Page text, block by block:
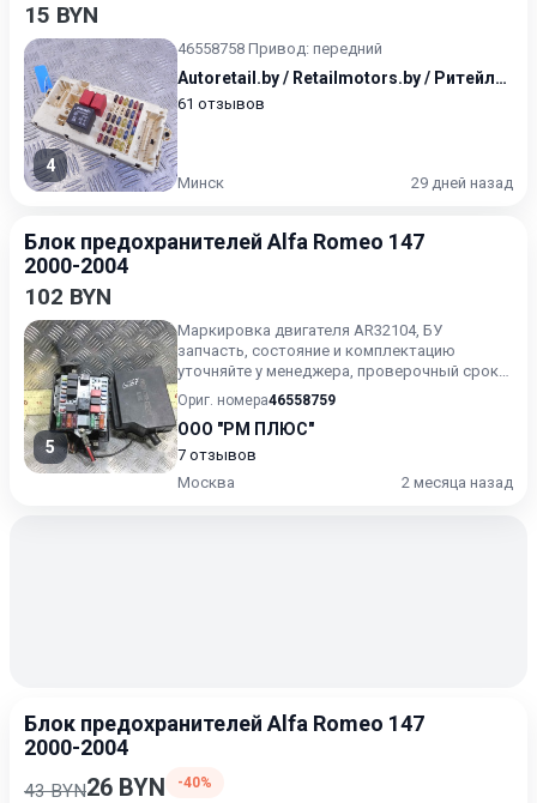
15 BYN
4
46558758 Привод: передний
Autoretail.by / Retailmotors.by / Ритейлмоторс / Авторитейл
61 отзывов
Минск 29 дней назад
Блок предохранителей Alfa Romeo 147
2000-2004
102 BYN
5
Маркировка двигателя AR32104, БУ
запчасть, состояние и комплектацию
уточняйте у менеджера, проверочный срок
от 14 до 30 дней.
Ориг. номера46558759
ООО "РМ ПЛЮС"
7 отзывов
Москва
2 месяца назад
Блок предохранителей Alfa Romeo 147
2000-2004
43 BYN26 BYN -40%